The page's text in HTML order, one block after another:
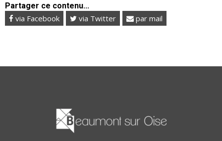
Partager ce contenu...
via Facebook via Twitter par mail